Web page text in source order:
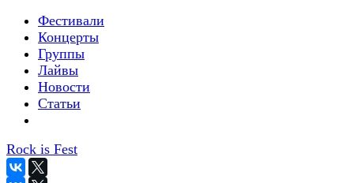
Фестивали
Концерты
Группы
Лайвы
Новости
Статьи
Rock is Fest